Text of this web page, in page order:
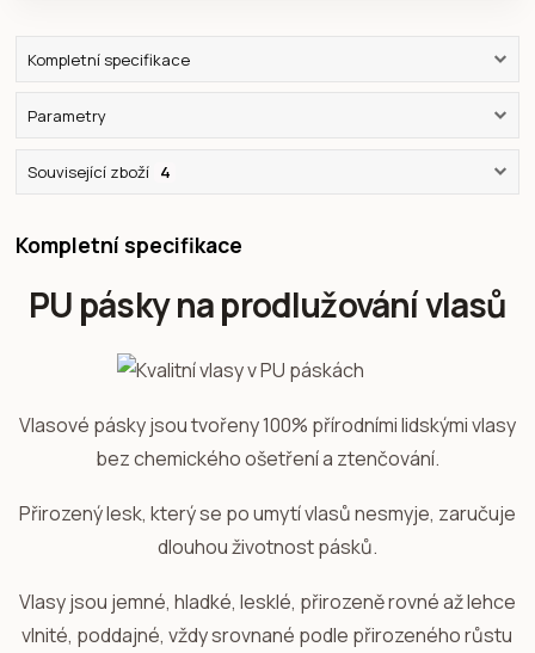
Kompletní specifikace
Parametry
Související zboží 4
Kompletní specifikace
PU pásky na prodlužování vlasů
Vlasové pásky jsou tvořeny 100% přírodními lidskými vlasy
bez chemického ošetření a ztenčování.
Přirozený lesk, který se po umytí vlasů nesmyje, zaručuje
dlouhou životnost pásků.
Vlasy jsou jemné, hladké, lesklé, přirozeně rovné až lehce
vlnité, poddajné, vždy srovnané podle přirozeného růstu